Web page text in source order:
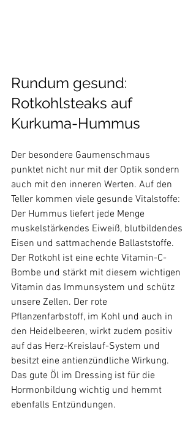
Rundum gesund:
Rotkohlsteaks auf
Kurkuma-Hummus
Der besondere Gaumenschmaus
punktet nicht nur mit der Optik sondern
auch mit den inneren Werten. Auf den
Teller kommen viele gesunde Vitalstoffe:
Der Hummus liefert jede Menge
muskelstärkendes Eiweiß, blutbildendes
Eisen und sattmachende Ballaststoffe.
Der Rotkohl ist eine echte Vitamin-C-
Bombe und stärkt mit diesem wichtigen
Vitamin das Immunsystem und schütz
unsere Zellen. Der rote
Pflanzenfarbstoff, im Kohl und auch in
den Heidelbeeren, wirkt zudem positiv
auf das Herz-Kreislauf-System und
besitzt eine antienzündliche Wirkung.
Das gute Öl im Dressing ist für die
Hormonbildung wichtig und hemmt
ebenfalls Entzündungen.